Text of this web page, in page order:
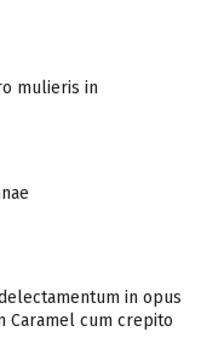
mulieris in
in opus
Caramel cum crepito